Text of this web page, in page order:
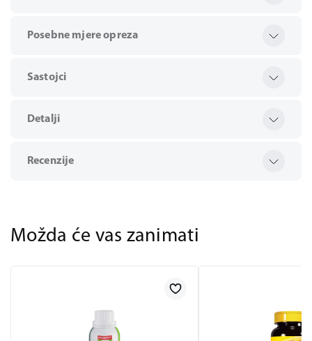
Posebne mjere opreza
Sastojci
Detalji
Recenzije
Možda će vas zanimati